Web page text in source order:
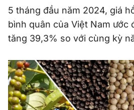
5 tháng đầu năm 2024, giá
bình quân của Việt Nam ước
tăng 39,3% so với cùng kỳ